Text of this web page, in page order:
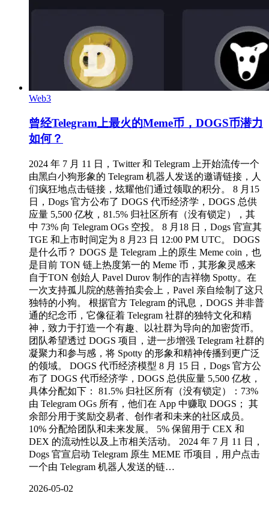
Web3
曾经Telegram上最火的Meme币，DOGS币潜力
如何？
2024 年 7 月 11 日，Twitter 和 Telegram 上开始流传一个
由黑白小狗形象的 Telegram 机器人发送的邀请链接，人
们疯狂地点击链接，炫耀他们通过领取的积分。 8 月15
日，Dogs 官方公布了 DOGS 代币经济学，DOGS 总供
应量 5,500 亿枚，81.5% 归社区所有（没有锁定），其
中 73% 向 Telegram OGs 空投。 8 月18 日，Dogs 官宣其
TGE 和上市时间定为 8 月23 日 12:00 PM UTC。 DOGS
是什么币？ DOGS 是 Telegram 上的原生 Meme coin，也
是目前 TON 链上热度第一的 Meme 币，其形象灵感来
自于TON 创始人 Pavel Durov 制作的吉祥物 Spotty。在
一次支持孤儿院的慈善拍卖会上，Pavel 亲自绘制了这只
独特的小狗。 根据官方 Telegram 的讯息，DOGS 并非普
通的纪念币，它像征着 Telegram 社群的独特文化和精
神，致力于打造一个有趣、以社群为导向的加密货币。
团队希望透过 DOGS 项目，进一步增强 Telegram 社群的
凝聚力和参与感，将 Spotty 的形象和精神传播到更广泛
的领域。 DOGS 代币经济模型 8 月 15 日，Dogs 官方公
布了 DOGS 代币经济学，DOGS 总供应量 5,500 亿枚，
具体分配如下： 81.5% 归社区所有（没有锁定）：73%
由 Telegram OGs 所有，他们在 App 中赚取 DOGS； 其
余部分用于奖励交易者、创作者和未来的社区成员。
10% 分配给团队和未来发展。 5% 保留用于 CEX 和
DEX 的流动性以及上市相关活动。 2024 年 7 月 11 日，
Dogs 官宣启动 Telegram 原生 MEME 币项目，用户点击
一个由 Telegram 机器人发送的链…
2026-05-02